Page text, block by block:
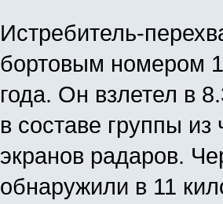
Истребитель-
бортовым номером
года. Он взлетел в
в составе группы
экранов радаров.
обнаружили в 11